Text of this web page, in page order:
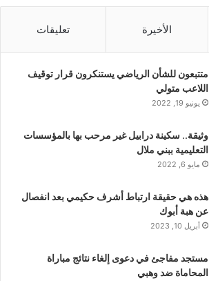
الأخيرة تعليقات
متتبعون للشأن الرياضي يستنكرون قرار توقيف
اللاعب متولي
يونيو 19, 2022
وثيقة.. سكينة درابيل غير مرحب بها بالمؤسسات
التعليمية ببني ملال
مايو 6, 2022
هذه هي حقيقة ارتباط أشرف حكيمي بعد انفصال
عن هبة أبوك
أبريل 10, 2023
مستجد مفاجئ في دعوى إلغاء نتائج مباراة
المحاماة ضد وهبي